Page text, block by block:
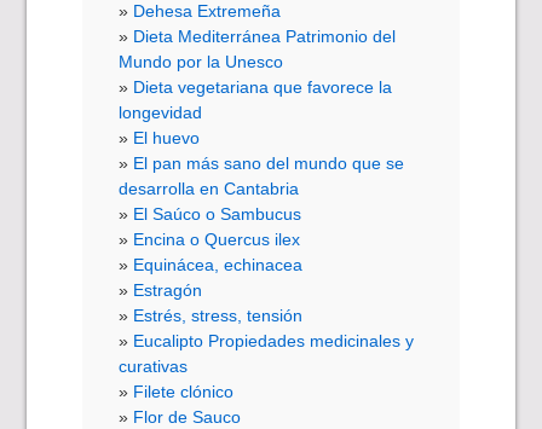
Dehesa Extremeña
Dieta Mediterránea Patrimonio del
Mundo por la Unesco
Dieta vegetariana que favorece la
longevidad
El huevo
El pan más sano del mundo que se
desarrolla en Cantabria
El Saúco o Sambucus
Encina o Quercus ilex
Equinácea, echinacea
Estragón
Estrés, stress, tensión
Eucalipto Propiedades medicinales y
curativas
Filete clónico
Flor de Sauco